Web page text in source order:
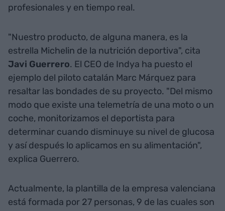
profesionales y en tiempo real.
"Nuestro producto, de alguna manera, es la
estrella Michelin de la nutrición deportiva", cita
Javi Guerrero. El CEO de Indya ha puesto el
ejemplo del piloto catalán Marc Márquez para
resaltar las bondades de su proyecto. "Del mismo
modo que existe una telemetría de una moto o un
coche, monitorizamos el deportista para
determinar cuando disminuye su nivel de glucosa
y así después lo aplicamos en su alimentación",
explica Guerrero.
Actualmente, la plantilla de la empresa valenciana
está formada por 27 personas, 9 de las cuales son